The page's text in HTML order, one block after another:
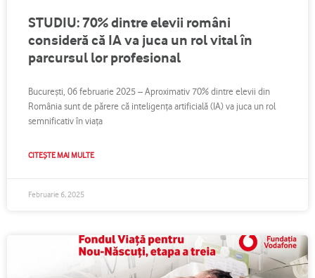
STUDIU: 70% dintre elevii români
consideră că IA va juca un rol vital în
parcursul lor profesional
București, 06 februarie 2025 – Aproximativ 70% dintre elevii din
România sunt de părere că inteligența artificială (IA) va juca un rol
semnificativ în viața
CITEȘTE MAI MULTE
Februarie 6, 2025